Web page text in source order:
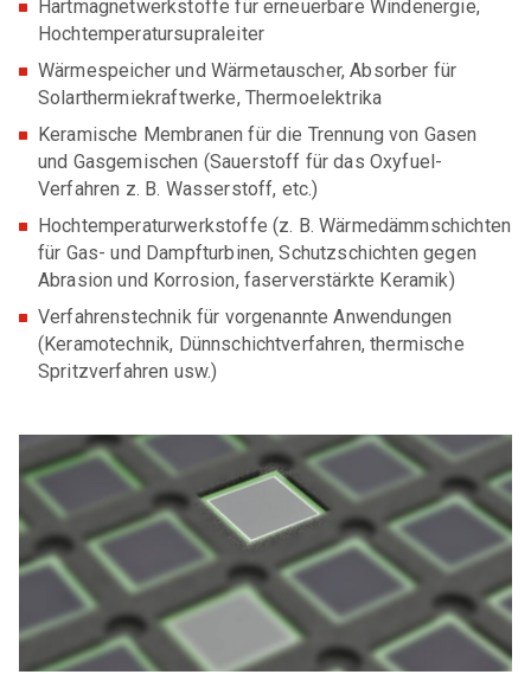
Firmen
Hochschulen & Institute
Aus- und Weiterbildung
Hartmagnetwerkstoffe für erneuerbare Windenergie,
Hochtemperatursupraleiter
Wärmespeicher und Wärmetauscher, Absorber für
Solarthermiekraftwerke, Thermoelektrika
Keramische Membranen für die Trennung von Gasen
und Gasgemischen (Sauerstoff für das Oxyfuel-
Verfahren z. B. Wasserstoff, etc.)
Hochtemperaturwerkstoffe (z. B. Wärmedämmschichten
für Gas- und Dampfturbinen, Schutzschichten gegen
Abrasion und Korrosion, faserverstärkte Keramik)
Verfahrenstechnik für vorgenannte Anwendungen
(Keramotechnik, Dünnschichtverfahren, thermische
Spritzverfahren usw.)